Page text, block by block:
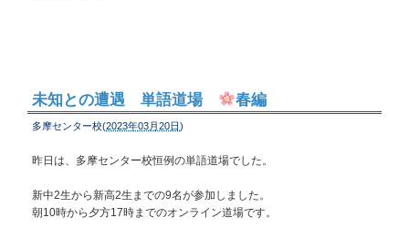
未知との遭遇 単語道場 春編
多摩センター校(2023年03月20日)
昨日は、多摩センター校恒例の単語道場でした。
新中2生から新高2生までの9名が参加しました。
朝10時から夕方17時までのオンライン道場です。